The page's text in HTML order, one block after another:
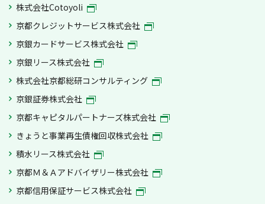
株式会社Cotoyoli
京都クレジットサービス株式会社
京銀カードサービス株式会社
京銀リース株式会社
株式会社京都総研コンサルティング
京銀証券株式会社
京都キャピタルパートナーズ株式会社
きょうと事業再生債権回収株式会社
積水リース株式会社
京都Ｍ＆Ａアドバイザリー株式会社
京都信用保証サービス株式会社